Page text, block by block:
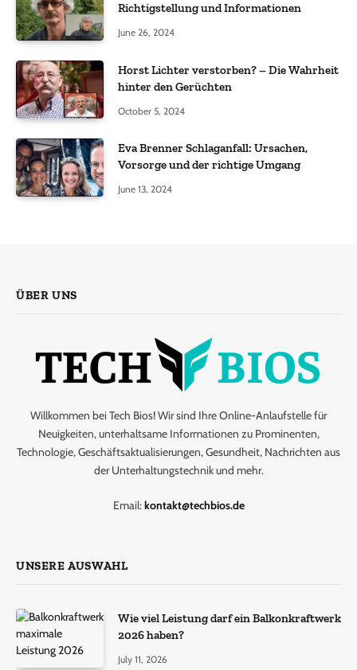
Richtigstellung und Informationen
June 26, 2024
Horst Lichter verstorben? – Die Wahrheit
hinter den Gerüchten
October 5, 2024
Eva Brenner Schlaganfall: Ursachen,
Vorsorge und der richtige Umgang
June 13, 2024
ÜBER UNS
Willkommen bei Tech Bios! Wir sind Ihre Online-Anlaufstelle für
Neuigkeiten, unterhaltsame Informationen zu Prominenten,
Technologie, Geschäftsaktualisierungen, Gesundheit, Nachrichten aus
der Unterhaltungstechnik und mehr.
Email:kontakt@techbios.de
UNSERE AUSWAHL
Wie viel Leistung darf ein Balkonkraftwerk
2026 haben?
July 11, 2026